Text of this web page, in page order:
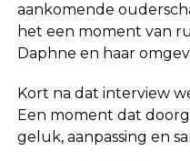
aankomende
het een moment van
Daphne en haar
Kort na dat interview
Een moment dat
geluk, aanpassing en